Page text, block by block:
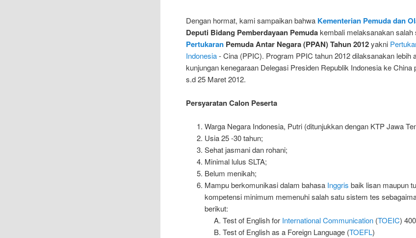
Dengan hormat, kami sampaikan bahwa Kementerian Pemuda dan
Deputi Bidang Pemberdayaan Pemudakembali melaksanakan salah
Pertukaran Pemuda Antar Negara (PPAN) Tahun 2012yakni
Indonesia- Cina (PPIC). Program PPIC tahun 2012 dilaksanakan lebih
kunjungan kenegaraan Delegasi Presiden Republik Indonesia ke China
s.d 25 Maret 2012.
Persyaratan Calon Peserta
Warga Negara Indonesia, Putri (ditunjukkan dengan KTP Jawa
Usia 25 -30 tahun;
Sehat jasmani dan rohani;
Minimal lulus SLTA;
Belum menikah;
Mampu berkomunikasi dalam bahasa Inggris baik lisan maupun
kompetensi minimum memenuhi salah satu sistem tes
berikut:
Test of English for International Communication (TOEIC) 400
Test of English as a Foreign Language (TOEFL)